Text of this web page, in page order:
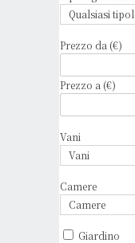
Qualsiasi
Prezzo da (€)
Prezzo a (€)
Vani
Vani
Camere
Camere
Giardino